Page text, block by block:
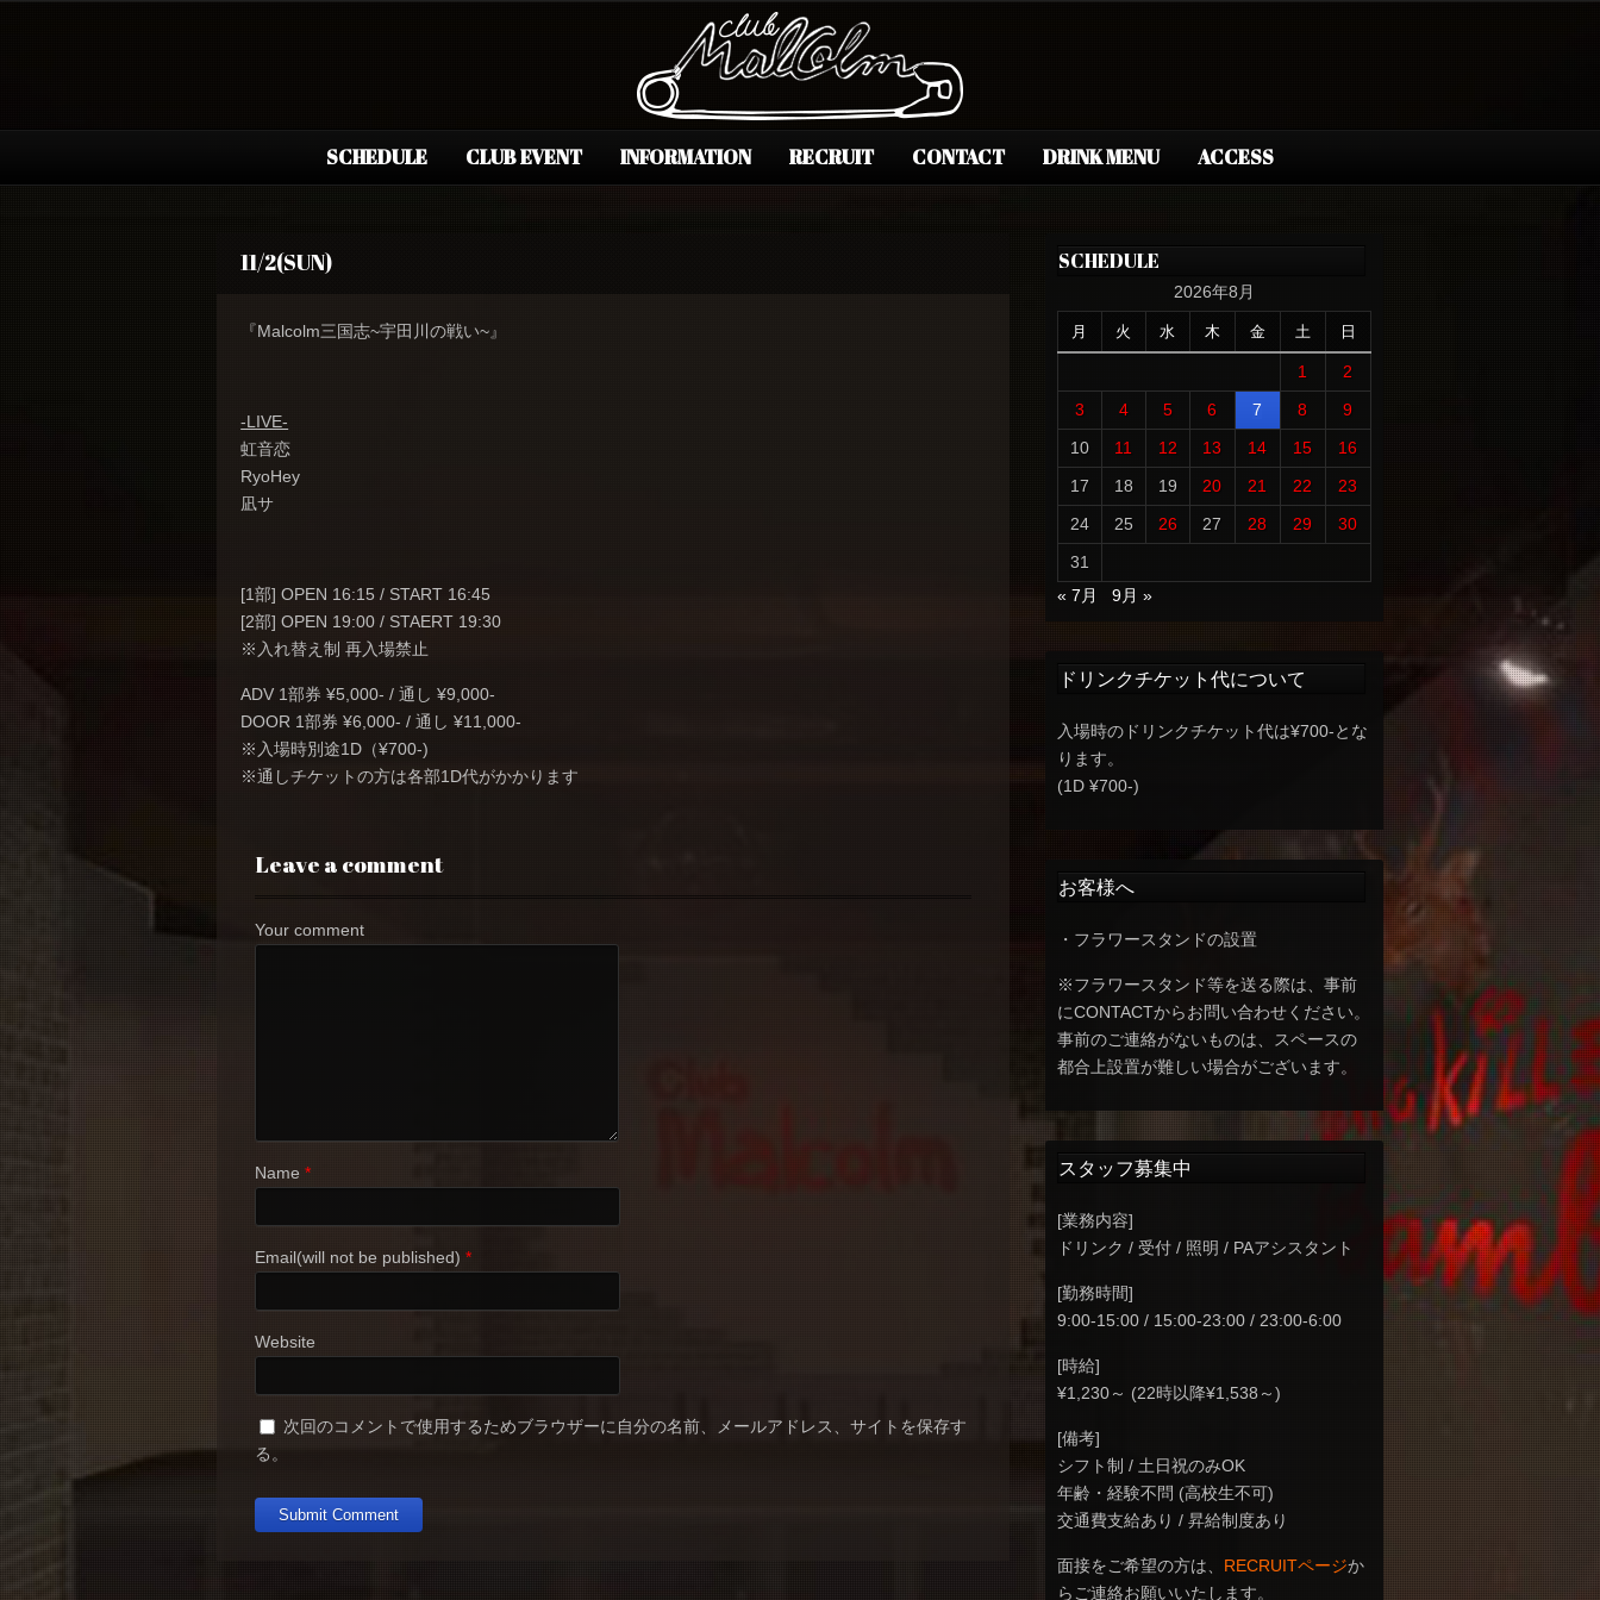
SCHEDULE CLUB EVENT INFORMATION RECRUIT CONTACT DRINK MENU ACCESS
11/2(SUN)
『Malcolm三国志~宇田川の戦い~』
-LIVE-
虹音恋
RyoHey
凪サ
[1部] OPEN 16:15 / START 16:45
[2部] OPEN 19:00 / STAERT 19:30
※入れ替え制 再入場禁止
ADV 1部券 ¥5,000- / 通し ¥9,000-
DOOR 1部券 ¥6,000- / 通し ¥11,000-
※入場時別途1D（¥700-)
※通しチケットの方は各部1D代がかかります
Leave a comment
Your comment
Name *
Email(will not be published) *
Website
次回のコメントで使用するためブラウザーに自分の名前、メールアドレス、サイトを保存す
る。
SCHEDULE
2026年8月
月 火 水 木 金 土 日
1
2
3
4 5 6 7 8
9
10
11 12 13 14 15
16
17
18 19 20 21 22
23
24
25 26 27 28 29
30
31
« 7月
9月 »
ドリンクチケット代について
入場時のドリンクチケット代は¥700-とな
ります。
(1D ¥700-)
お客様へ
・フラワースタンドの設置
※フラワースタンド等を送る際は、事前
にCONTACTからお問い合わせください。
事前のご連絡がないものは、スペースの
都合上設置が難しい場合がございます。
スタッフ募集中
[業務内容]
ドリンク / 受付 / 照明 / PAアシスタント
[勤務時間]
9:00-15:00 / 15:00-23:00 / 23:00-6:00
[時給]
¥1,230～ (22時以降¥1,538～)
[備考]
シフト制 / 土日祝のみOK
年齢・経験不問 (高校生不可)
交通費支給あり / 昇給制度あり
面接をご希望の方は、 RECRUITページか
らご連絡お願いいたします。